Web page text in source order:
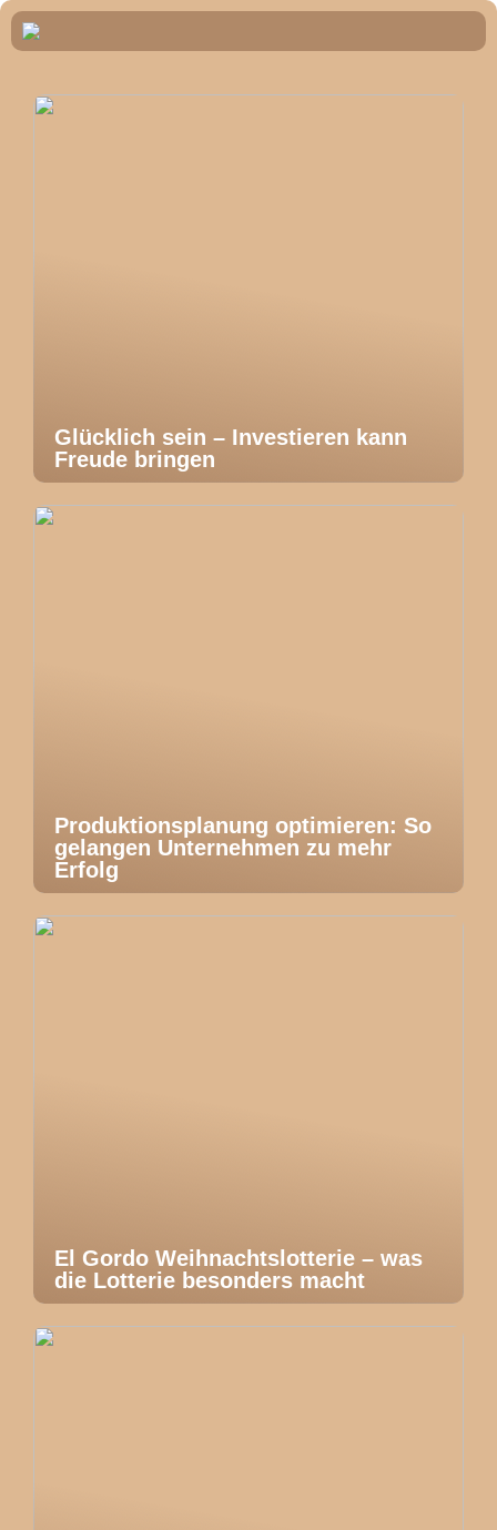
Glücklich sein – Investieren kann
Freude bringen
Produktionsplanung optimieren: So
gelangen Unternehmen zu mehr
Erfolg
El Gordo Weihnachtslotterie – was
die Lotterie besonders macht